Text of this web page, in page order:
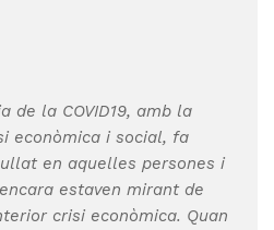
de la COVID19, amb la
econòmica i social, fa
en aquelles persones i
estaven mirant de
crisi econòmica. Quan